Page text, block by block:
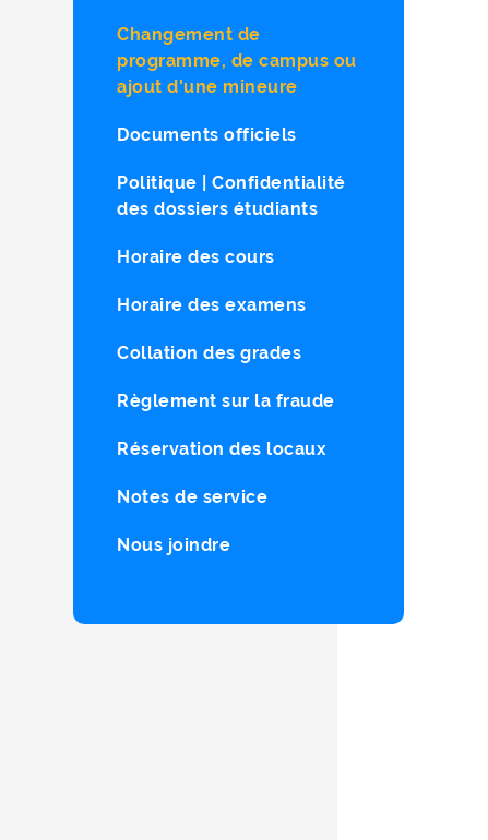
Changement de
programme, de campus ou
ajout d'une mineure
Documents officiels
Politique | Confidentialité
des dossiers étudiants
Horaire des cours
Horaire des examens
Collation des grades
Règlement sur la fraude
Réservation des locaux
Notes de service
Nous joindre